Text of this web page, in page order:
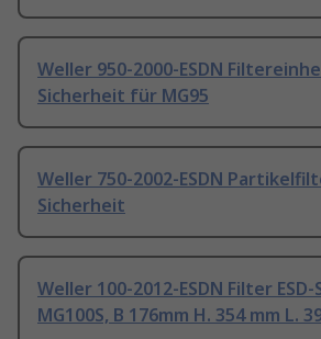
Weller 950-2000-ESDN
Sicherheit für MG95
Weller 750-2002-ESDN
Sicherheit
Weller 100-2012-ESDN Filter
MG100S, B 176mm H. 354 mm L.